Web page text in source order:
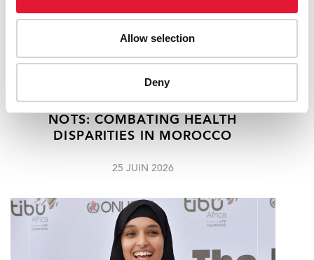
Allow selection
Deny
HAVES AND HAVE
NOTS: COMBATING HEALTH
DISPARITIES IN MOROCCO
25 JUIN 2026